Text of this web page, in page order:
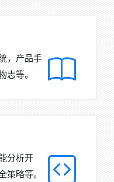
，产品手
志等。
分析开
策略等。